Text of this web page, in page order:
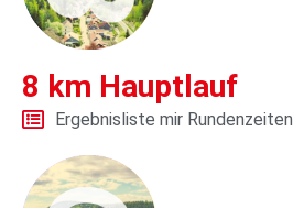
8 km Hauptlauf
Ergebnisliste mir Rundenzeiten